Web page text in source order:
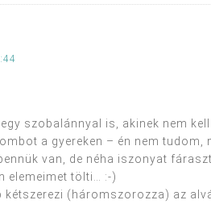
szobalánnyal is, akinek nem
a gyereken – én nem tudom,
van, de néha iszonyat
elemeimet tölti… :-)
(háromszorozza) az